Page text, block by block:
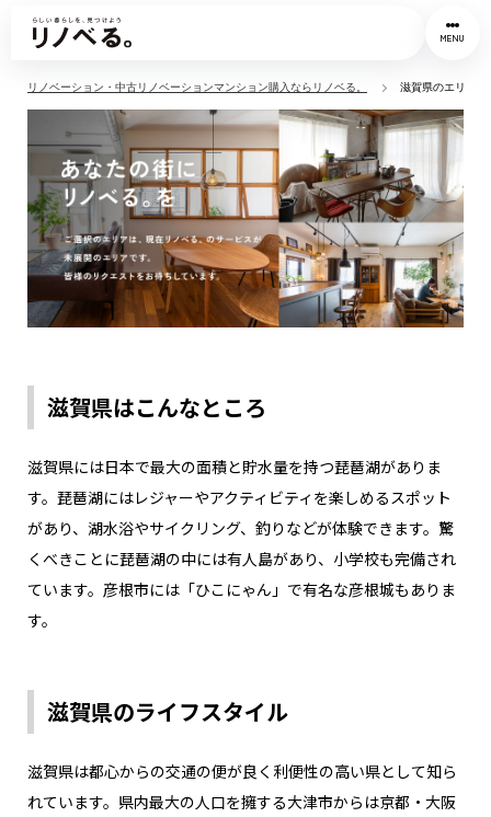
MENU
リノベーション・中古リノベーションマンション購入ならリノベる。 滋賀県のエリア拡
滋賀県はこんなところ
滋賀県には日本で最大の面積と貯水量を持つ琵琶湖がありま
す。琵琶湖にはレジャーやアクティビティを楽しめるスポット
があり、湖水浴やサイクリング、釣りなどが体験できます。驚
くべきことに琵琶湖の中には有人島があり、小学校も完備され
ています。彦根市には「ひこにゃん」で有名な彦根城もありま
す。
滋賀県のライフスタイル
滋賀県は都心からの交通の便が良く利便性の高い県として知ら
れています。県内最大の人口を擁する大津市からは京都・大阪